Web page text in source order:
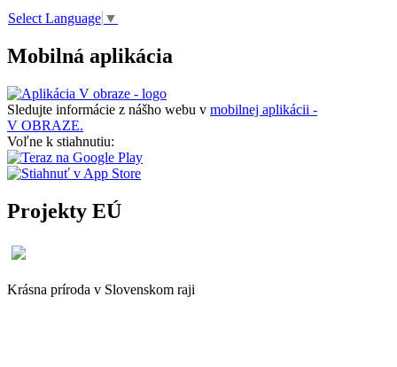
Select Language ▼
Mobilná aplikácia
Sledujte informácie z nášho webu v mobilnej aplikácii -
V OBRAZE.
Voľne k stiahnutiu:
Projekty EÚ
Krásna príroda v Slovenskom raji